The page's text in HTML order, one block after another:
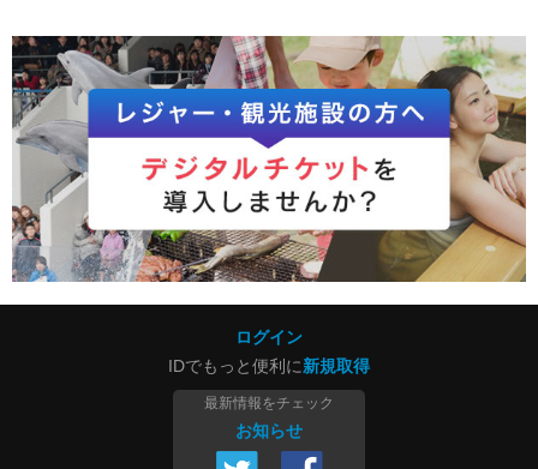
ログイン
IDでもっと便利に新規取得
最新情報をチェック
お知らせ